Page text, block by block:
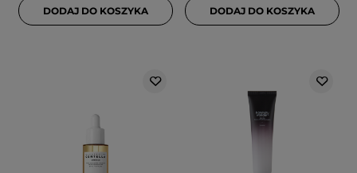
DODAJ DO KOSZYKA DODAJ DO KOSZYKA